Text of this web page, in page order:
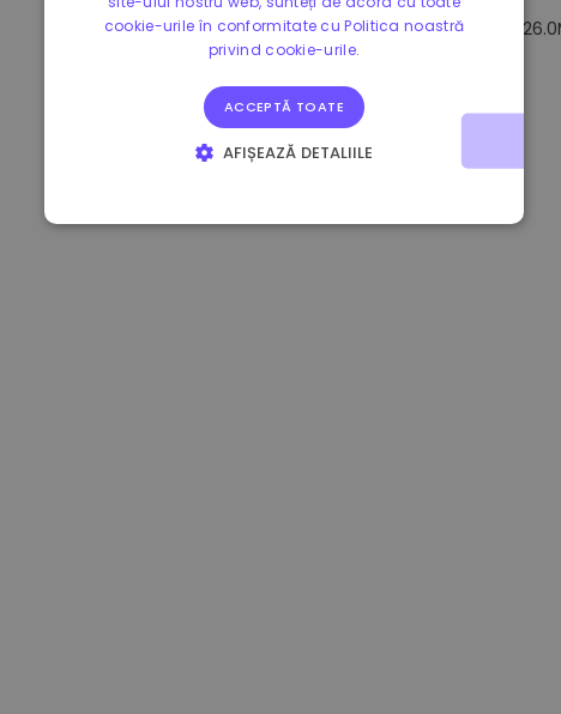
1.170000 € -1.80% 3.2B €
cookie-urile în conformitate cu Politica noastră
privind cookie-urile.
ACCEPTĂ TOATE
AFIȘEAZĂ DETALIILE